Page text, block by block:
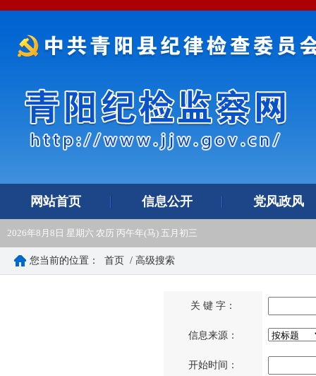
网站首页 信息公开 党风政风
2026年8月8日 星期六 农历 丙午年(马) 五月初三
您当前的位置： 首页 / 高级搜索
关 键 字：
信息来源：
开始时间：